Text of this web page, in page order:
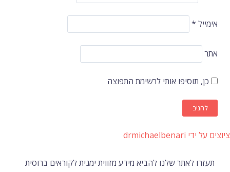
אימייל *
אתר
כן, תוסיפו אותי לרשימת התפוצה
ציוצים על ידי drmichaelbenari
תעזרו לאתר שלנו להביא מידע מזווית ימנית לקוראים ברוסית